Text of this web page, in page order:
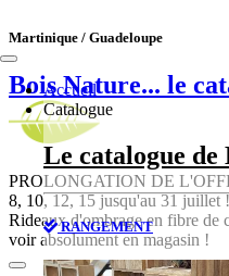
Martinique / Guadeloupe
Bois Nature... le
PROLONGATION DE
8, 10, 12, 15 jusqu'au 31
Rideaux d'ombrage en fibre
voir absolument en magasin !
Accueil
Catalogue
Le catalogue de
RANGEMENT